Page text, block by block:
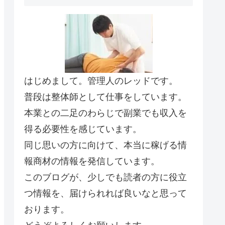
はじめまして。管理人のレッドです。
普段は整体師として仕事をしています。
本業との二足のわらじで副業でも収入を
得る必要性を感じています。
同じ思いの方に向けて、本当に稼げる情
報商材の情報を発信しています。
このブログが、少しでも読者の方に役立
つ情報を、届けられれば良いなと思って
おります。